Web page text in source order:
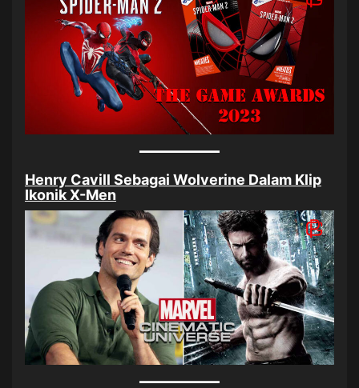
Henry Cavill Sebagai Wolverine Dalam Klip
Ikonik X-Men